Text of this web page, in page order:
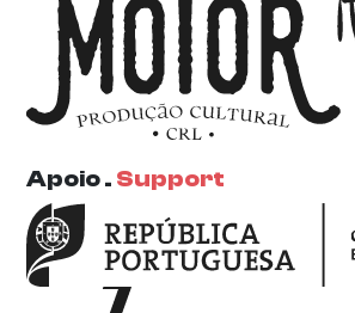
Apoio . Support